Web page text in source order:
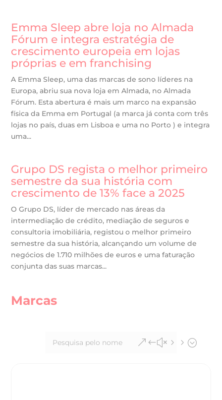
Emma Sleep abre loja no Almada
Fórum e integra estratégia de
crescimento europeia em lojas
próprias e em franchising
A Emma Sleep, uma das marcas de sono líderes na
Europa, abriu sua nova loja em Almada, no Almada
Fórum. Esta abertura é mais um marco na expansão
física da Emma em Portugal (a marca já conta com três
lojas no país, duas em Lisboa e uma no Porto ) e integra
uma...
Grupo DS regista o melhor primeiro
semestre da sua história com
crescimento de 13% face a 2025
O Grupo DS, líder de mercado nas áreas da
intermediação de crédito, mediação de seguros e
consultoria imobiliária, registou o melhor primeiro
semestre da sua história, alcançando um volume de
negócios de 1.710 milhões de euros e uma faturação
conjunta das suas marcas...
Marcas
&#x55;